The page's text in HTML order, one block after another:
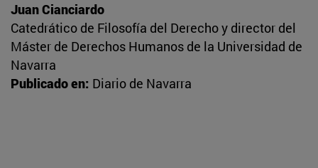
Juan Cianciardo
Catedrático de Filosofía del Derecho y director del
Máster de Derechos Humanos de la Universidad de
Navarra
Publicado en: Diario de Navarra